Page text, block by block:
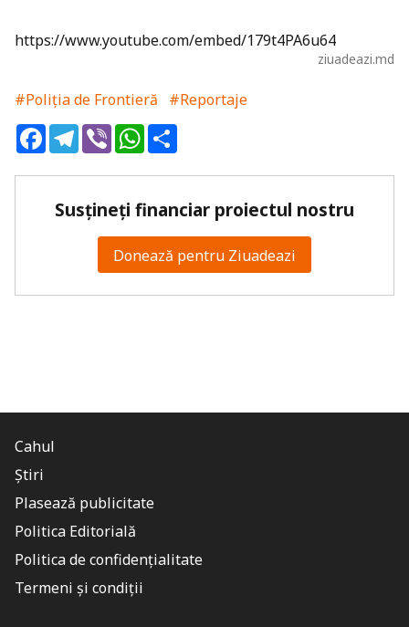
https://www.youtube.com/embed/179t4PA6u64
ziuadeazi.md
#Poliția de Frontieră
#Reportaje
FacebookTelegram
ViberWhatsApp
Susțineți financiar proiectul nostru
Donează pentru Ziuadeazi
Cahul
Știri
Plasează publicitate
Politica Editorială
Politica de confidențialitate
Termeni și condiții